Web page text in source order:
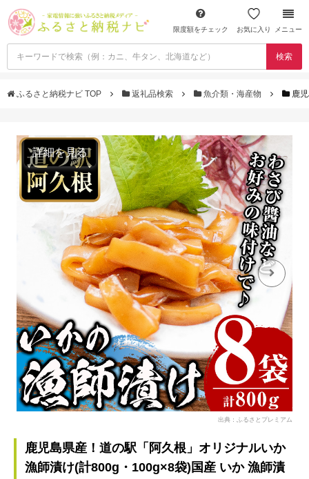
限度額をチェック お気に入り メニュー
検索
ふるさと納税ナビ TOP 返礼品検索 魚介類・海産物 鹿
詳細を見る
出典：ふるさとプレミアム
鹿児島県産！道の駅「阿久根」オリジナルいか
漁師漬け(計800g・100g×8袋)国産 いか 漁師漬